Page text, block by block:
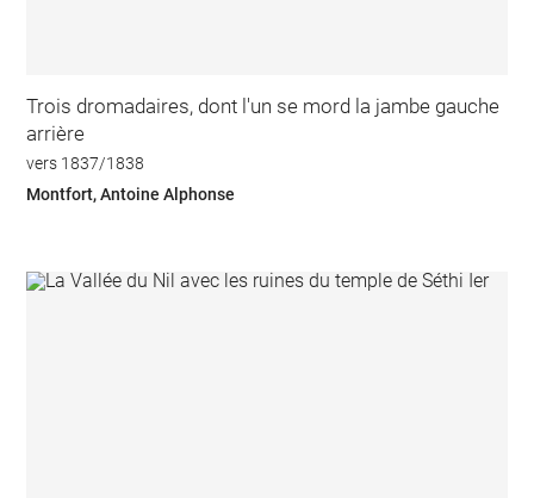
Trois dromadaires, dont l'un se mord la jambe gauche
arrière
vers 1837/1838
Montfort, Antoine Alphonse